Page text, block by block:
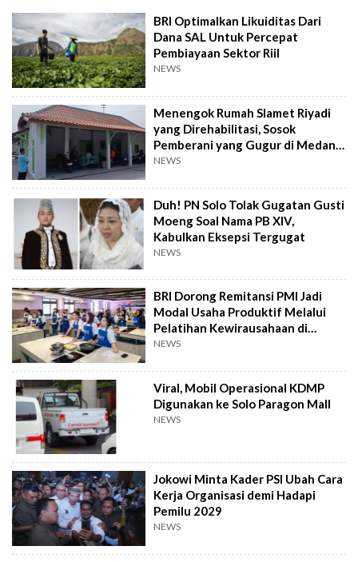
BRI Optimalkan Likuiditas Dari
Dana SAL Untuk Percepat
Pembiayaan Sektor Riil
NEWS
Menengok Rumah Slamet Riyadi
yang Direhabilitasi, Sosok
Pemberani yang Gugur di Medan
Perang
NEWS
Duh! PN Solo Tolak Gugatan Gusti
Moeng Soal Nama PB XIV,
Kabulkan Eksepsi Tergugat
NEWS
BRI Dorong Remitansi PMI Jadi
Modal Usaha Produktif Melalui
Pelatihan Kewirausahaan di
Taiwan
NEWS
Viral, Mobil Operasional KDMP
Digunakan ke Solo Paragon Mall
NEWS
Jokowi Minta Kader PSI Ubah Cara
Kerja Organisasi demi Hadapi
Pemilu 2029
NEWS